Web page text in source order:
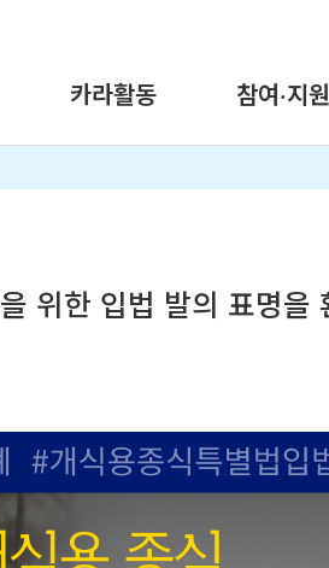
카라활동 참여·지원
위한 입법 발의 표명을